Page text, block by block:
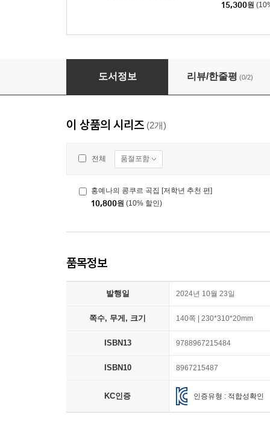
15,300원
홍예나의 콩쿠르 곡집 [고학년 추천 편]
도서정보 리뷰/한줄평 (0/2)
이 상품의 시리즈 (2개)
전체 품절포함
홍예나의 콩쿠르 곡집 [저학년 추천 편]
10,800원 (10% 할인)
품목정보
발행일 2024년 10월 23일
쪽수, 무게, 크기 140쪽 | 230*310*20mm
ISBN13 9788967215484
ISBN10 8967215487
KC인증 인증유형 : 적합성확인